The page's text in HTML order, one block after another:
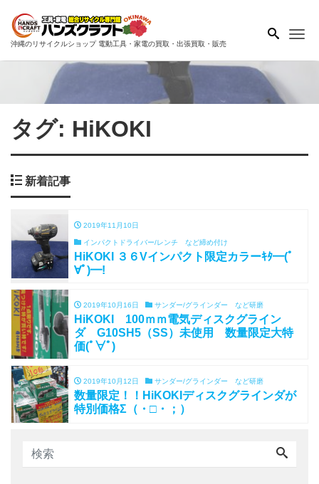
沖縄のリサイクルショップ 電動工具・家電の買取・出張買取・販売
タグ: HiKOKI
新着記事
2019年11月10日
インパクトドライバー/レンチ など締め付け
HiKOKI ３６Vインパクト限定カラーｷﾀ━(ﾟ
∀ﾟ)━!
2019年10月16日 サンダー/グラインダー など研磨
HiKOKI 100ｍｍ電気ディスクグライン
ダ G10SH5（SS）未使用 数量限定大特
価(ﾟ∀ﾟ)
2019年10月12日 サンダー/グラインダー など研磨
数量限定！！HiKOKIディスクグラインダが
特別価格Σ（・□・；）